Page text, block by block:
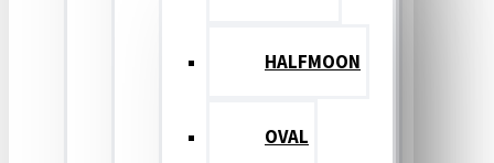
HALFMOON
OVAL